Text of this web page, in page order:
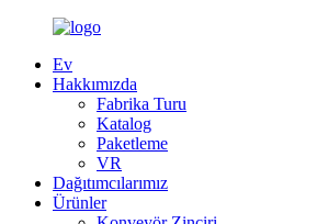
Ev
Hakkımızda
Fabrika Turu
Katalog
Paketleme
VR
Dağıtımcılarımız
Ürünler